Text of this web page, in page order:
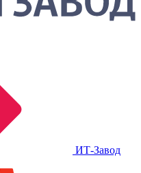
ИТ-Завод